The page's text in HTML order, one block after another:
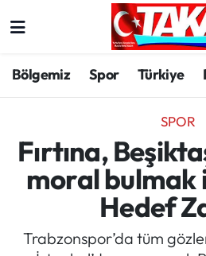
Bölgemiz Spor Türkiye
SPOR
Fırtına,
moral bulmak
Hedef
Trabzonspor’da tüm
Spor
Türkiye
Kültür/Sanat
Trabzon Hava Durumu
Trabzon Trafik Yoğunluk
Süper Lig Puan Durumu
Tüm Manşetler